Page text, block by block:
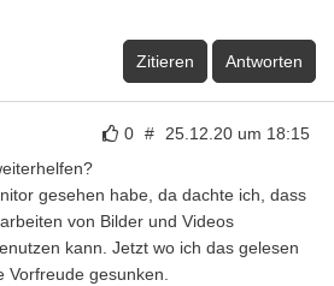
Zitieren Antworten
0 # 25.12.20 um 18:15
gesehen habe, da dachte ich, dass
von Bilder und Videos
kann. Jetzt wo ich das gelesen
Vorfreude gesunken.